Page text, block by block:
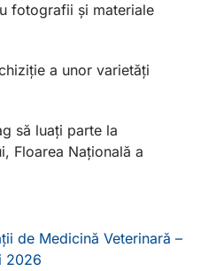
fotografii și materiale
a unor varietăți
să luați parte la
Floarea Națională a
de Medicină Veterinară –
2026